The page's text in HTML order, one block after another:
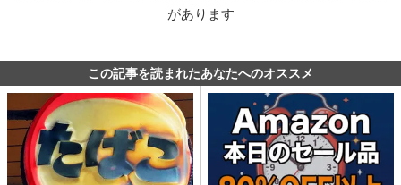
があります
この記事を読まれたあなたへのオススメ